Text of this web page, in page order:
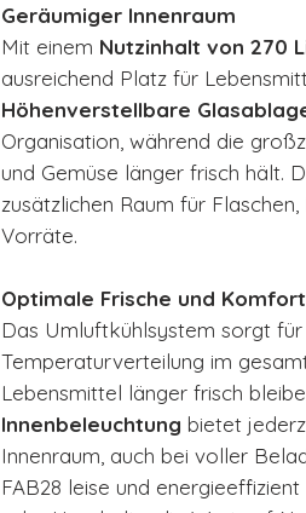
Geräumiger Innenraum
Mit einem Nutzinhalt von 270
ausreichend Platz für
Höhenverstellbare
Organisation, während die
und Gemüse länger frisch hält.
zusätzlichen Raum für
Vorräte.
Optimale Frische und Komfort
Das Umluftkühlsystem sorgt
Temperaturverteilung im
Lebensmittel länger frisch
Innenbeleuchtung bietet
Innenraum, auch bei voller
FAB28 leise und